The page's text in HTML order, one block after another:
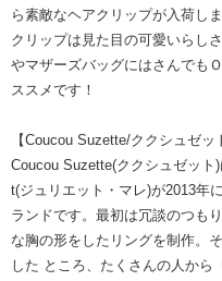
ら素敵なヘアクリップが入荷し
クリップは見た目の可愛いらし
やマザーズバッグにはさんでも
ススメです！
【Coucou Suzette/ククシュゼッ
Coucou Suzette(ククシュゼッ
t(ジュリエット・マレ)が2013年
ランドです。最初は冗談のつも
な胸の形をしたリングを制作。
した ところ、たくさんの人から